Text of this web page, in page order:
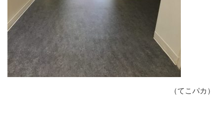
（てこパカ）